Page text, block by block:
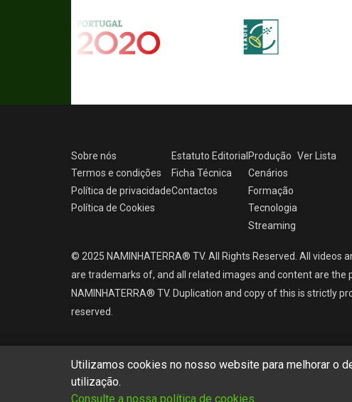
Utilizamos cookies no nosso website para melhorar o
utilização.
Consulte a nossa política de cookies.
Sobre nós
Termos e condições
Política de privacidade
Política de Cookies
Estatuto Editorial
Ficha Técnica
Contactos
Produção
Cenários
Formação
Tecnologia
Streaming
VerLista
© 2025 NAMINHATERRA® TV. All Rights Reserved. All videos
are trademarks of, and all related images and content are the
NAMINHATERRA® TV. Duplication and copy of this is strictly
reserved.